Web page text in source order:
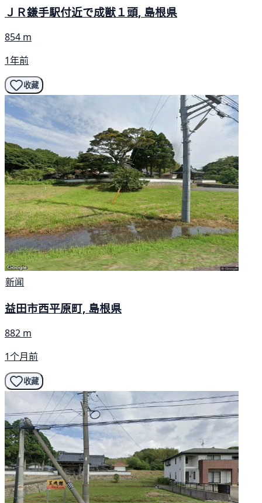
ＪＲ鎌手駅付近で成獣１頭, 島根県
854 m
1年前
收藏
新闻
益田市西平原町, 島根県
882 m
1个月前
收藏